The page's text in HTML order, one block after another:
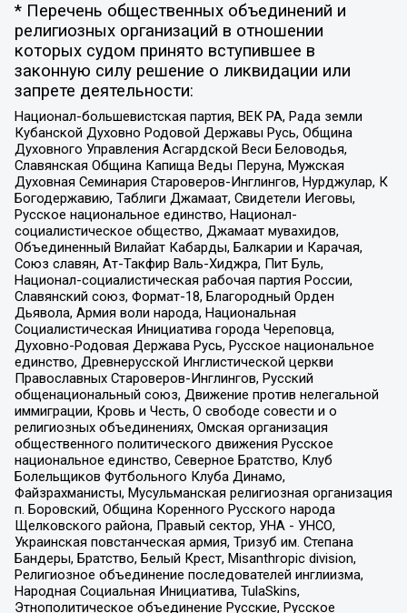
* Перечень общественных объединений и
религиозных организаций в отношении
которых судом принято вступившее в
законную силу решение о ликвидации или
запрете деятельности:
Национал-большевистская партия, ВЕК РА, Рада земли
Кубанской Духовно Родовой Державы Русь, Община
Духовного Управления Асгардской Веси Беловодья,
Славянская Община Капища Веды Перуна, Мужская
Духовная Семинария Староверов-Инглингов, Нурджулар, К
Богодержавию, Таблиги Джамаат, Свидетели Иеговы,
Русское национальное единство, Национал-
социалистическое общество, Джамаат мувахидов,
Объединенный Вилайат Кабарды, Балкарии и Карачая,
Союз славян, Ат-Такфир Валь-Хиджра, Пит Буль,
Национал-социалистическая рабочая партия России,
Славянский союз, Формат-18, Благородный Орден
Дьявола, Армия воли народа, Национальная
Социалистическая Инициатива города Череповца,
Духовно-Родовая Держава Русь, Русское национальное
единство, Древнерусской Инглистической церкви
Православных Староверов-Инглингов, Русский
общенациональный союз, Движение против нелегальной
иммиграции, Кровь и Честь, О свободе совести и о
религиозных объединениях, Омская организация
общественного политического движения Русское
национальное единство, Северное Братство, Клуб
Болельщиков Футбольного Клуба Динамо,
Файзрахманисты, Мусульманская религиозная организация
п. Боровский, Община Коренного Русского народа
Щелковского района, Правый сектор, УНА - УНСО,
Украинская повстанческая армия, Тризуб им. Степана
Бандеры, Братство, Белый Крест, Misanthropic division,
Религиозное объединение последователей инглиизма,
Народная Социальная Инициатива, TulaSkins,
Этнополитическое объединение Русские, Русское